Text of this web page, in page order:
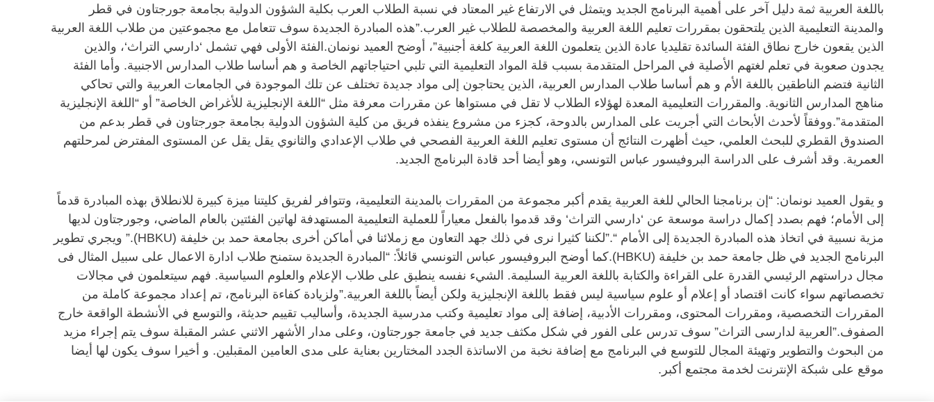
باللغة العربية ثمة دليل آخر على أهمية البرنامج الجديد ويتمثل في الارتفاع غير المعتاد في نسبة الطلاب العرب بكلية الشؤون الدولية بجامعة جورجتاون في قطر
والمدينة التعليمية الذين يلتحقون بمقررات تعليم اللغة العربية والمخصصة للطلاب غير العرب.”هذه المبادرة الجديدة سوف تتعامل مع مجموعتين من طلاب اللغة العربية
الذين يقعون خارج نطاق الفئة السائدة تقليديا عادة الذين يتعلمون اللغة العربية كلغة أجنبية”، أوضح العميد نونمان.الفئة الأولى فهي تشمل ‘دارسي التراث‘، والذين
يجدون صعوبة في تعلم لغتهم الأصلية في المراحل المتقدمة بسبب قلة المواد التعليمية التي تلبي احتياجاتهم الخاصة و هم أساسا طلاب المدارس الاجنبية. وأما الفئة
الثانية فتضم الناطقين باللغة الأم و هم أساسا طلاب المدارس العربية، الذين يحتاجون إلى مواد جديدة تختلف عن تلك الموجودة في الجامعات العربية والتي تحاكي
مناهج المدارس الثانوية. والمقررات التعليمية المعدة لهؤلاء الطلاب لا تقل في مستواها عن مقررات معرفة مثل “اللغة الإنجليزية للأغراض الخاصة” أو “اللغة الإنجليزية
المتقدمة”.ووفقاً لأحدث الأبحاث التي أجريت على المدارس بالدوحة، كجزء من مشروع ينفذه فريق من كلية الشؤون الدولية بجامعة جورجتاون في قطر بدعم من
الصندوق القطري للبحث العلمي، حيث أظهرت النتائج أن مستوى تعليم اللغة العربية الفصحي في طلاب الإعدادي والثانوي يقل يقل عن المستوى المفترض لمرحلتهم
العمرية. وقد أشرف على الدراسة البروفيسور عباس التونسي، وهو أيضا أحد قادة البرنامج الجديد.
و يقول العميد نونمان: “إن برنامجنا الحالي للغة العربية يقدم أكبر مجموعة من المقررات بالمدينة التعليمية، وتتوافر لفريق كليتنا ميزة كبيرة للانطلاق بهذه المبادرة قدماً
إلى الأمام؛ فهم بصدد إكمال دراسة موسعة عن ‘دارسي التراث‘ وقد قدموا بالفعل معياراً للعملية التعليمية المستهدفة لهاتين الفئتين بالعام الماضي، وجورجتاون لديها
مزية نسبية في اتخاذ هذه المبادرة الجديدة إلى الأمام “.”لكننا كثيرا نرى في ذلك جهد التعاون مع زملائنا في أماكن أخرى بجامعة حمد بن خليفة (HBKU).” ويجري تطوير
البرنامج الجديد في ظل جامعة حمد بن خليفة (HBKU).كما أوضح البروفيسور عباس التونسي قائلاً: “المبادرة الجديدة ستمنح طلاب ادارة الاعمال على سبيل المثال فى
مجال دراستهم الرئيسي القدرة على القراءة والكتابة باللغة العربية السليمة. الشيء نفسه ينطبق على طلاب الإعلام والعلوم السياسية. فهم سيتعلمون في مجالات
تخصصاتهم سواء كانت اقتصاد أو إعلام أو علوم سياسية ليس فقط باللغة الإنجليزية ولكن أيضاً باللغة العربية.”ولزيادة كفاءة البرنامج، تم إعداد مجموعة كاملة من
المقررات التخصصية، ومقررات المحتوى، ومقررات الأدبية، إضافة إلى مواد تعليمية وكتب مدرسية الجديدة، وأساليب تقييم حديثة، والتوسع في الأنشطة الواقعة خارج
الصفوف.”العربية لدارسى التراث” سوف تدرس على الفور في شكل مكثف جديد في جامعة جورجتاون، وعلى مدار الأشهر الاثني عشر المقبلة سوف يتم إجراء مزيد
من البحوث والتطوير وتهيئة المجال للتوسع في البرنامج مع إضافة نخبة من الاساتذة الجدد المختارين بعناية على مدى العامين المقبلين. و أخيرا سوف يكون لها أيضا
موقع على شبكة الإنترنت لخدمة مجتمع أكبر.